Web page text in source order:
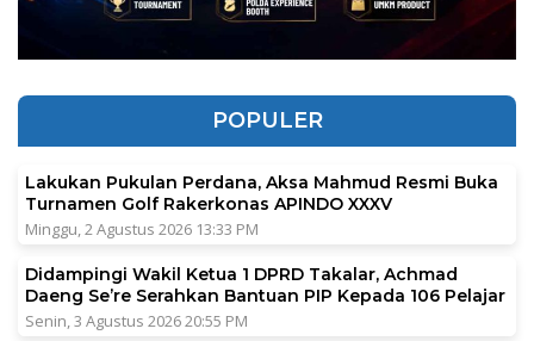
POPULER
Lakukan Pukulan Perdana, Aksa Mahmud Resmi Buka
Turnamen Golf Rakerkonas APINDO XXXV
Minggu, 2 Agustus 2026 13:33 PM
Didampingi Wakil Ketua 1 DPRD Takalar, Achmad
Daeng Se’re Serahkan Bantuan PIP Kepada 106 Pelajar
Senin, 3 Agustus 2026 20:55 PM